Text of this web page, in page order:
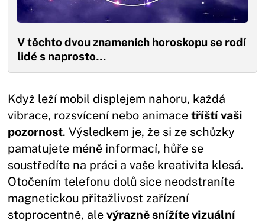
V těchto dvou znameních horoskopu se rodí
lidé s naprosto…
Když leží mobil displejem nahoru, každá
vibrace, rozsvícení nebo animacetříští vaši
pozornost. Výsledkem je, že si ze schůzky
pamatujete méně informací, hůře se
soustředíte na práci a vaše kreativita klesá.
Otočením telefonu dolů sice neodstraníte
magnetickou přitažlivost zařízení
stoprocentně, alevýrazně snížíte vizuální